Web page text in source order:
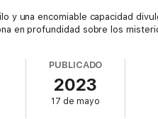
y una encomiable capacidad
en profundidad sobre los
PUBLICADO
2023
17 de mayo